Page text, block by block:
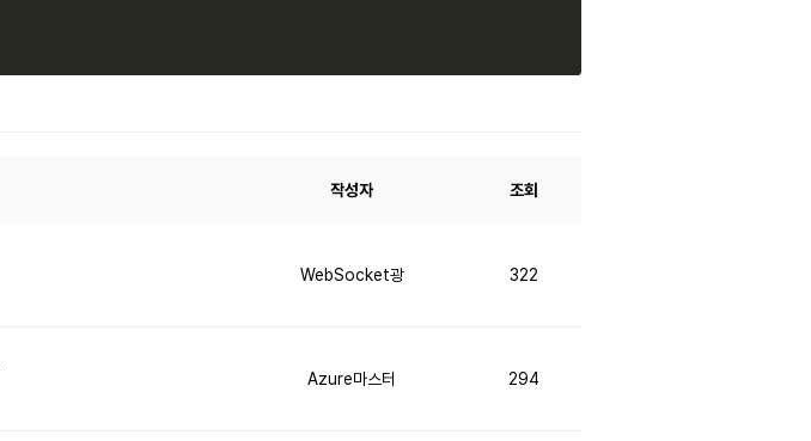
작성자 조회
WebSocket광 322
Azure마스터 294